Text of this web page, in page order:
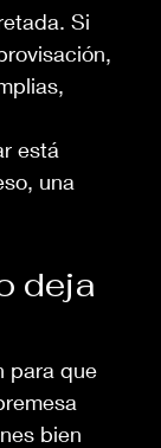
Si
está
una
deja
para que
bien